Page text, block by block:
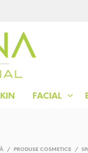
FACIAL
/ PRODUSE COSMETICE /